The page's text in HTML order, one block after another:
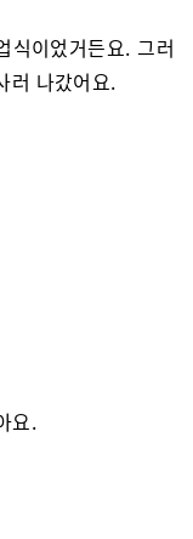
식이었거든요. 그러
러 나갔어요.
요.